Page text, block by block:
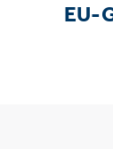
EU-